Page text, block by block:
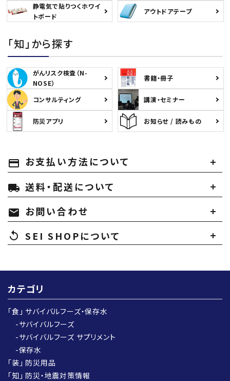
送料無料
0120-108-565
静電気で貼りつくホワイ
トボード
アウトドアテープ
「知」から探す
がんリスク検査（N-
NOSE）
書籍・冊子
コンサルティング 講演・セミナー
防災アプリ お知らせ / 読みもの
payment お支払い方法について
local_shipping 送料・配送について
mail お問い合わせ
replay SEI SHOPについて
カテゴリ
「食」 サバイバルフーズ・保存水
-サバイバルフーズ
-サバイバルフーズ サプリメント
-保存水
「装」 防災用品
「知」 防災・地震対策情報